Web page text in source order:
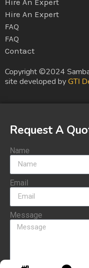
Hire An Expert
FAQ
FAQ
Contact
Copyright ©2024
site developed byGTI
Request A
Name
Email
Message